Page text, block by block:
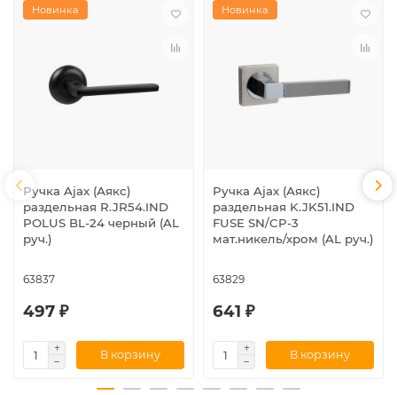
Новинка
Ручка Ajax (Аякс)
раздельная R.JR54.IND
POLUS BL-24 черный (AL
руч.)
63837
497 ₽
В корзину
Новинка
Ручка Ajax (Аякс)
раздельная K.JK51.IND
FUSE SN/CP-3
мат.никель/хром (AL руч.)
63829
641 ₽
В корзину